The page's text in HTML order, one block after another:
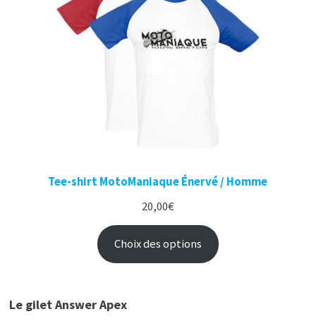
Tee-shirt MotoManiaque Énervé / Homme
20,00€
Choix des options
Le gilet Answer Apex